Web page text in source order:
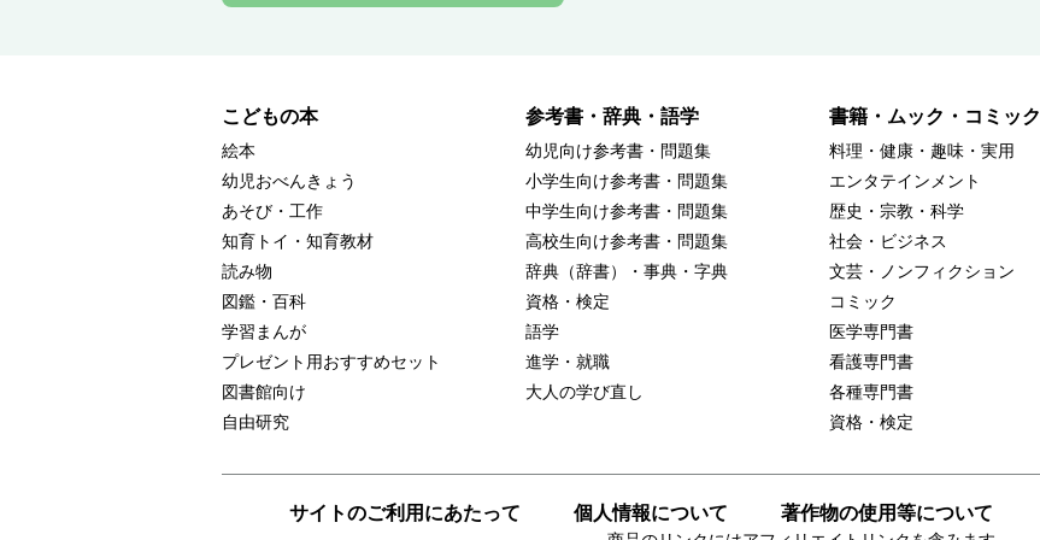
こどもの本
絵本
幼児おべんきょう
あそび・工作
知育トイ・知育教材
読み物
図鑑・百科
学習まんが
プレゼント用おすすめセット
図書館向け
自由研究
参考書・辞典・語学
幼児向け参考書・問題集
小学生向け参考書・問題集
中学生向け参考書・問題集
高校生向け参考書・問題集
辞典（辞書）・事典・字典
資格・検定
語学
進学・就職
大人の学び直し
書籍・ムック・コミック
料理・健康・趣味・実用
エンタテインメント
歴史・宗教・科学
社会・ビジネス
文芸・ノンフィクション
コミック
医学専門書
看護専門書
各種専門書
資格・検定
サイトのご利用にあたって 個人情報について 著作物の使用等について